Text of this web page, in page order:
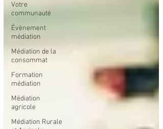
Votre
communauté
Évènement
médiation
Médiation de la
consommat
Formation
médiation
Médiation
agricole
Médiation Rurale